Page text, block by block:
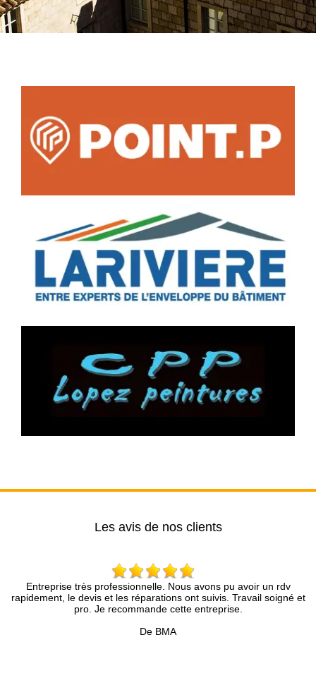
Les avis de nos clients
professionnelle. Nous avons pu avoir un rdv
et les réparations ont suivis. Travail soigné et
Je recommande cette entreprise.
Entreprise